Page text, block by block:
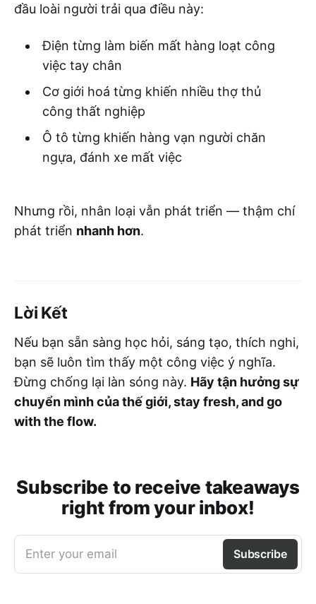
đầu loài người trải qua điều này:
Điện từng làm biến mất hàng loạt công
việc tay chân
Cơ giới hoá từng khiến nhiều thợ thủ
công thất nghiệp
Ô tô từng khiến hàng vạn người chăn
ngựa, đánh xe mất việc
Nhưng rồi, nhân loại vẫn phát triển — thậm chí
phát triển nhanh hơn.
Lời Kết
Nếu bạn sẵn sàng học hỏi, sáng tạo, thích nghi,
bạn sẽ luôn tìm thấy một công việc ý nghĩa.
Đừng chống lại làn sóng này. Hãy tận hưởng sự
chuyển mình của thế giới, stay fresh, and go
with the flow.
Subscribe to receive takeaways
right from your inbox!
Enter your email Subscribe